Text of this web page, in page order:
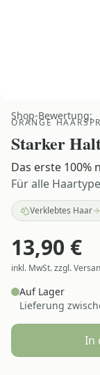
Shop-Bewertung:
ORANGE
Starker
Das erste 100%
Für alle
Verklebtes Haar
13,90 €
inkl. MwSt. zzgl.
Auf Lager
Lieferung
In